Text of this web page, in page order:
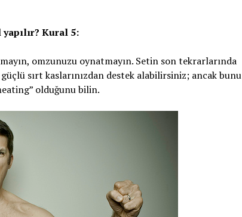
Kural 5:
omzunuzu oynatmayın. Setin son tekrarlarında
sırt kaslarınızdan destek alabilirsiniz; ancak bunu
olduğunu bilin.